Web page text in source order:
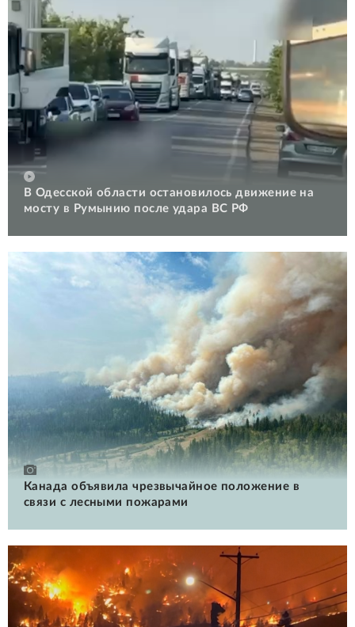
В Одесской области остановилось движение на
мосту в Румынию после удара ВС РФ
Канада объявила чрезвычайное положение в
связи с лесными пожарами